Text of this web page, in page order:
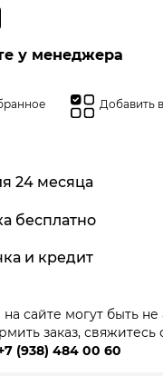
у менеджера
Добавить
24 месяца
бесплатно
и кредит
сайте могут быть не
заказ,
(938) 484 00 60